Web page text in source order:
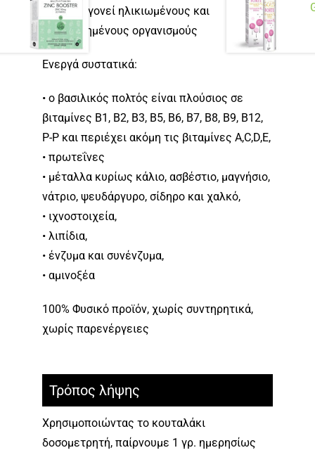
• αναζωογονεί ηλικιωμένους και
καταπονημένους οργανισμούς
Eνεργά συστατικά:
• ο βασιλικός πολτός είναι πλούσιος σε
βιταμίνες B1, B2, B3, B5, B6, B7, B8, B9, B12,
P-P και περιέχει ακόμη τις βιταμίνες A,C,D,E,
• πρωτεΐνες
• μέταλλα κυρίως κάλιο, ασβέστιο, μαγνήσιο,
νάτριο, ψευδάργυρο, σίδηρο και χαλκό,
• ιχνοστοιχεία,
• λιπίδια,
• ένζυμα και συνένζυμα,
• αμινοξέα
100% Φυσικό προϊόν, χωρίς συντηρητικά,
χωρίς παρενέργειες
Τρόπος λήψης
Χρησιμοποιώντας το κουταλάκι
δοσομετρητή, παίρνουμε 1 γρ. ημερησίως